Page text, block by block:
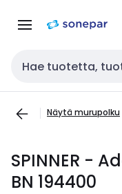
navigointiinsisältöön
Haku
Näytä murupolku
SPINNER -
BN 194400